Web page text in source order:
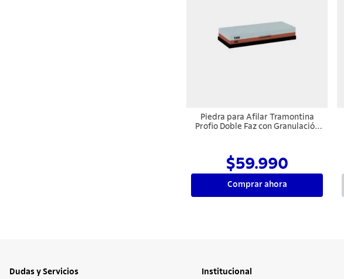
Piedra para Afilar Tramontina
Profio Doble Faz con Granulación
$59.990
Comprar ahora
Dudas y Servicios Institucional